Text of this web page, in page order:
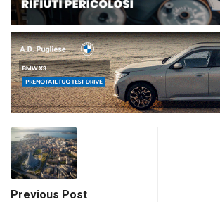
Previous Post